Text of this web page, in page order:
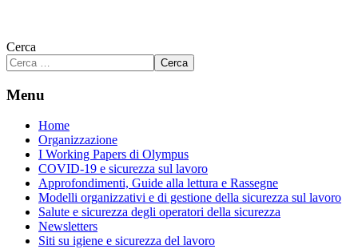
Cerca
Cerca
Menu
Home
Organizzazione
I Working Papers di Olympus
COVID-19 e sicurezza sul lavoro
Approfondimenti, Guide alla lettura e Rassegne
Modelli organizzativi e di gestione della sicurezza sul lavoro
Salute e sicurezza degli operatori della sicurezza
Newsletters
Siti su igiene e sicurezza del lavoro